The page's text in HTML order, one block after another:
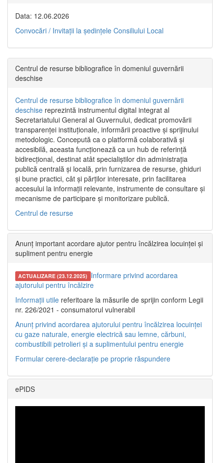
Data: 12.06.2026
Convocări / Invitaţii la şedinţele Consiliului Local
Centrul de resurse bibliografice în domeniul guvernării
deschise
Centrul de resurse bibliografice în domeniul guvernării
deschise reprezintă instrumentul digital integrat al
Secretariatului General al Guvernului, dedicat promovării
transparenței instituționale, informării proactive și sprijinului
metodologic. Concepută ca o platformă colaborativă și
accesibilă, aceasta funcționează ca un hub de referință
bidirecțional, destinat atât specialiștilor din administrația
publică centrală și locală, prin furnizarea de resurse, ghiduri
și bune practici, cât și părților interesate, prin facilitarea
accesului la informații relevante, instrumente de consultare și
mecanisme de participare și monitorizare publică.
Centrul de resurse
Anunț important acordare ajutor pentru încălzirea locuinței și
supliment pentru energie
ACTUALIZARE (23.12.2025) Informare privind acordarea
ajutorului pentru încălzire
Informații utile referitoare la măsurile de sprijin conform Legii
nr. 226/2021 - consumatorul vulnerabil
Anunț privind acordarea ajutorului pentru încălzirea locuinței
cu gaze naturale, energie electrică sau lemne, cărbuni,
combustibili petrolieri și a suplimentului pentru energie
Formular cerere-declarație pe proprie răspundere
ePIDS